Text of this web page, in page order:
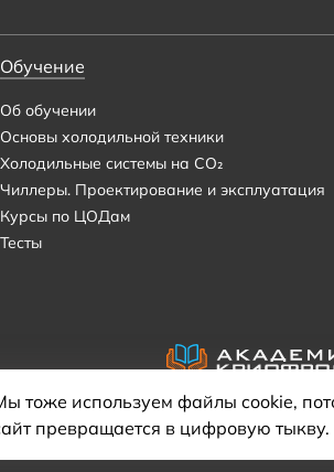
тоже используем файлы cookie,
превращается в цифровую тыкву.
Обучение
Об обучении
Основы холодильной техники
Холодильные системы на CO₂
Чиллеры. Проектирование и эксплуатация
Курсы по ЦОДам
Тесты
© 2021–2026 «Академия